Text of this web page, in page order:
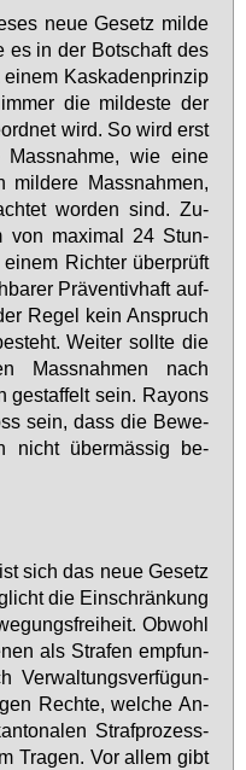
neue Ge­setz mil­de
es in der Bot­schaft des
Kas­ka­den­prin­zip
die mil­des­te der
wird. So wird erst
Mass­nah­me, wie ei­ne
mil­de­re Mass­nah­men,
wor­den sind. Zu­
von ma­xi­mal 24 Stun­
Rich­ter über­prüft
Prä­ven­tiv­haft auf­
Re­gel kein An­spruch
Wei­ter soll­te die
Mass­nah­men nach
ge­staf­felt sein. Rayons
sein, dass die Be­we­
nicht über­mäs­sig be­
sich das neue Ge­setz
die Ein­schrän­kung
Ob­wohl
als Stra­fen emp­fun­
Ver­wal­tungs­ver­fü­gun­
Rech­te, wel­che An­
Straf­pro­zess­
Tra­gen. Vor al­lem gibt